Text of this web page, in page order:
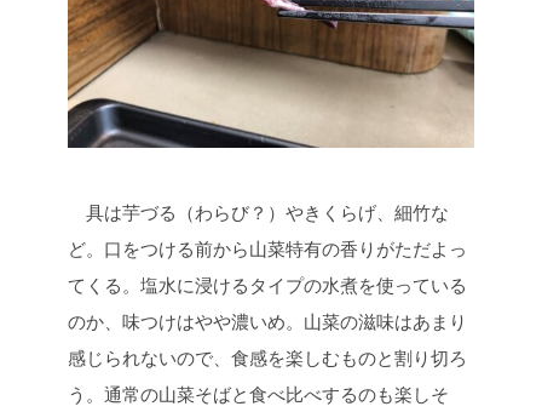
具は芋づる（わらび？）やきくらげ、細竹な
ど。口をつける前から山菜特有の香りがただよっ
てくる。塩水に浸けるタイプの水煮を使っている
のか、味つけはやや濃いめ。山菜の滋味はあまり
感じられないので、食感を楽しむものと割り切ろ
う。通常の山菜そばと食べ比べするのも楽しそ